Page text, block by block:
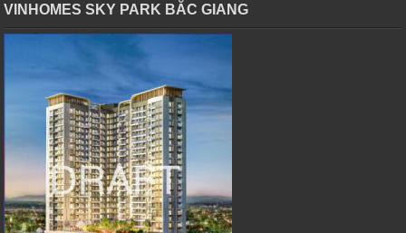
VINHOMES SKY PARK BĂC GIANG